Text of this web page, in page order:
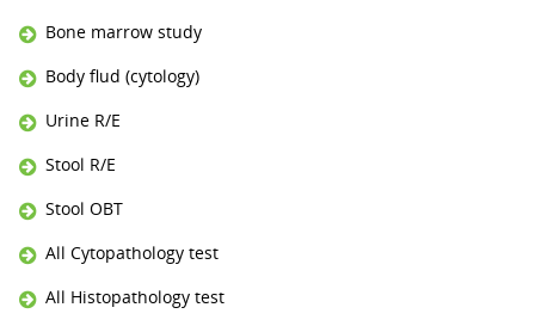
Bone marrow study
Body flud (cytology)
Urine R/E
Stool R/E
Stool OBT
All Cytopathology test
All Histopathology test